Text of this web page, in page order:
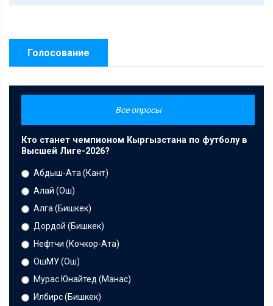
Голосование
Все опросы
Кто станет чемпионом Кыргызстана по футболу в
Высшей Лиге-2026?
Абдыш-Ата (Кант)
Алай (Ош)
Алга (Бишкек)
Дордой (Бишкек)
Нефтчи (Кочкор-Ата)
ОшМУ (Ош)
Мурас Юнайтед (Манас)
Илбирс (Бишкек)